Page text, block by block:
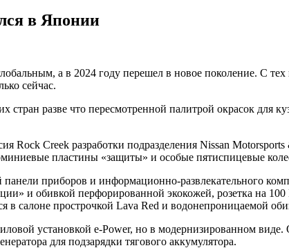
в Японии
а в 2024 году перешел в новое поколение. С
сейчас.
стран разве что пересмотренной палитрой окрасок
Rock Creek разработки подразделения Nissan
пластины «защиты» и особые пятиспицевые
приборов и информационно-развлекательного
и обивкой перфорированной экокожей, розетка на
в салоне прострочкой Lava Red и водонепроницаемой
установкой e-Power, но в модернизированном
для подзарядки тягового аккумулятора.